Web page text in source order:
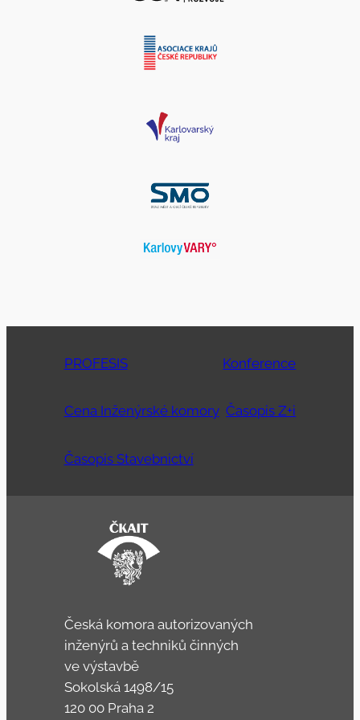
PROFESIS Konference
Cena Inženýrské komory Časopis Z+i
Časopis Stavebnictví
Česká komora autorizovaných
inženýrů a techniků činných
ve výstavbě
Sokolská 1498/15
120 00 Praha 2